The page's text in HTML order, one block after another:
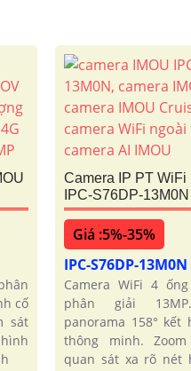
cố
sát
Camera IP PT WiFi
IPC-S76DP-13M0N
Giá :5%-35%
IPC-S76DP-13M0N
Camera WiFi 4
phân giải
panorama 158°
thông minh.
quan sát xa rõ nét